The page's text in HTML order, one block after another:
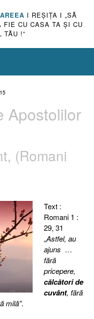
I REŞIŢA I „SĂ
CU CASA TA ŞI CU
TĂU !”
Apostolilor
(Romani
Text :
Romani 1 :
29, 31
„Astfel, au
ajuns …
fără
pricepere,
călcători de
cuvânt, fără
milă”.